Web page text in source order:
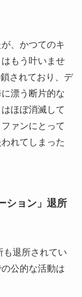
、かつてのキ
もう叶いませ
されており、デ
漂う断片的な
ほぼ消滅して
ァンにとって
れてしまった
ション」退所
も退所されてい
公的な活動は